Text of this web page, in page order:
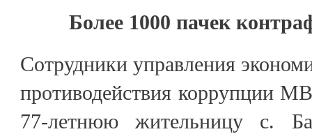
Более 1000 пачек
Сотрудники управления
противодействия коррупции
77-летнюю жительницу с.